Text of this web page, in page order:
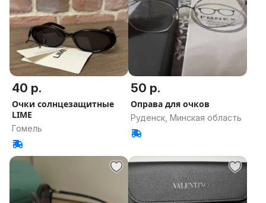
40 р.
Очки солнцезащитные
LIME
Гомель
50 р.
Оправа для очков
Руденск, Минская область